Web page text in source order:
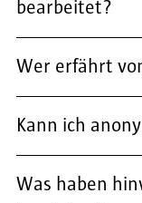
bearbeitet?
Wer erfährt
Kann ich
Was haben